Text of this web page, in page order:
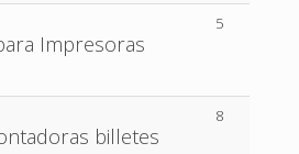
Impresoras
5
billetes
8